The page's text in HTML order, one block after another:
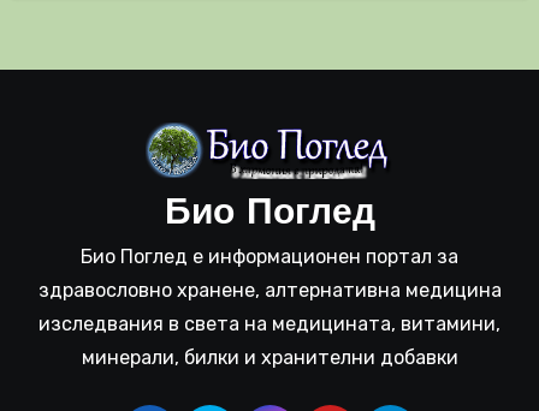
Био Поглед
Био Поглед е информационен портал за
здравословно хранене, алтернативна медицина
изследвания в света на медицината, витамини,
минерали, билки и хранителни добавки